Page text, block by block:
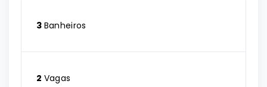
3 Banheiros
2 Vagas